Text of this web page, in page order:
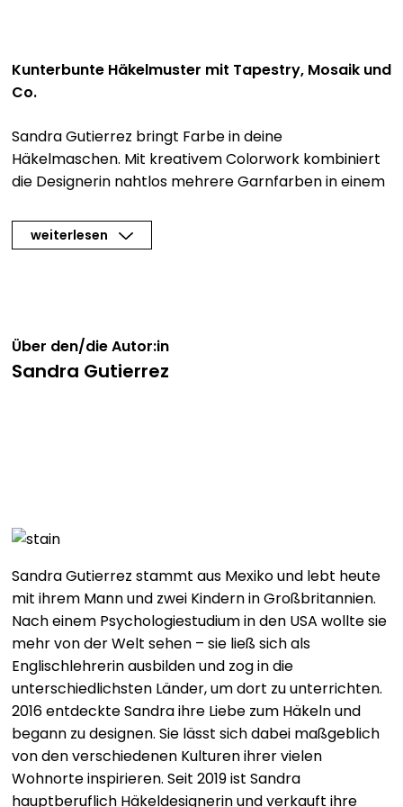
Kunterbunte Häkelmuster mit Tapestry, Mosaik und
Co.
Sandra Gutierrez bringt Farbe in deine
Häkelmaschen. Mit kreativem Colorwork kombiniert
die Designerin nahtlos mehrere Garnfarben in einem
schaffen unterschiedlichste Muster und sorgen für
wahre Farbexplosionen auf deinen Häkelnadeln!
wird im Technikteil des Buches ausführlich erklärt.
Anschließend kannst du dein neues Wissen in
vierzehn abwechslungsreichen Häkelideen für
Detaillierter Technikteil mit Abbildungen, Tipps
Ausführliche Farbenlehre: So wählst du die
passenden Garne für jedes Projekt
14 ausgefallene Häkelmuster in verschiedenen
Schwierigkeitsgraden
Häkelideen für jede Jahreszeit vom luftigen
Sommertop bis zum Kuschelpulli
Stylishe Kleidung häkeln: Kreative Projekte mit
Colorwork-Techniken
weiterlesen
Über den/die Autor:in
Sandra Gutierrez
Sandra Gutierrez stammt aus Mexiko und lebt heute
mit ihrem Mann und zwei Kindern in Großbritannien.
Nach einem Psychologiestudium in den USA wollte sie
mehr von der Welt sehen – sie ließ sich als
Englischlehrerin ausbilden und zog in die
unterschiedlichsten Länder, um dort zu unterrichten.
2016 entdeckte Sandra ihre Liebe zum Häkeln und
begann zu designen. Sie lässt sich dabei maßgeblich
von den verschiedenen Kulturen ihrer vielen
Wohnorte inspirieren. Seit 2019 ist Sandra
hauptberuflich Häkeldesignerin und verkauft ihre